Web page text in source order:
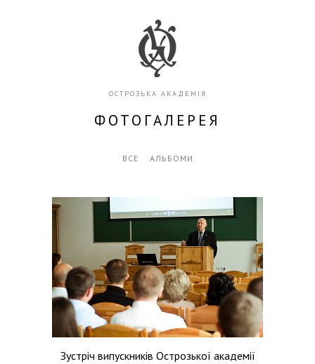
ОСТРОЗЬКА АКАДЕМІЯ
ФОТОГАЛЕРЕЯ
ВСЕ АЛЬБОМИ
Зустріч випускників Острозької академії